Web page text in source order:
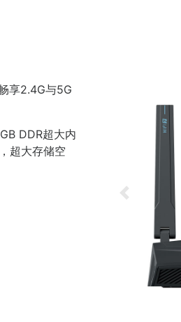
享2.4G与5G
DDR超大内
超大存储空
Previous